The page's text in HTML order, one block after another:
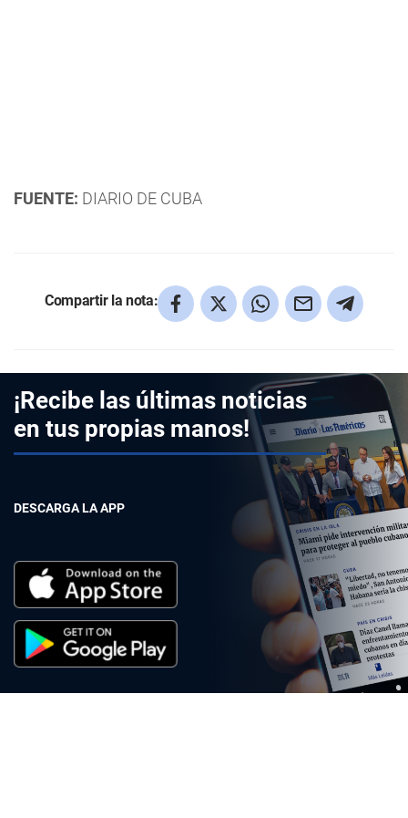
FUENTE: DIARIO DE CUBA
Compartir la nota:
¡Recibe las últimas noticias
en tus propias manos!
DESCARGA LA APP